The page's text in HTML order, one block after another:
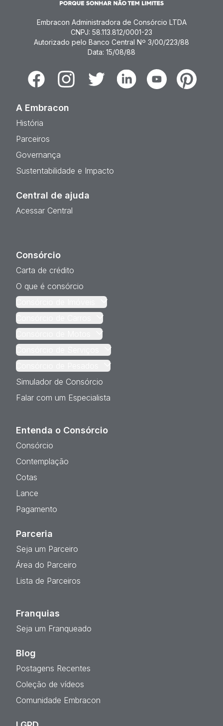
Embracon Administradora de Consórcio LTDA
CNPJ: 58.113.812/0001-23
Autorizado pelo Banco Central Nº 3/00/223/88
Data: 15/08/88
FacebookInstagramTwitter LinkedinYoutubePinterest
A Embracon
História
Parceiros
Governança
Sustentabilidade e Impacto
Central de ajuda
Acessar Central
Consórcio
Carta de crédito
O que é consórcio
Simulador de Consórcio
Falar com um Especialista
Entenda o Consórcio
Consórcio
Contemplação
Cotas
Lance
Pagamento
Parceria
Seja um Parceiro
Área do Parceiro
Lista de Parceiros
Franquias
Seja um Franqueado
Blog
Postagens Recentes
Coleção de vídeos
Comunidade Embracon